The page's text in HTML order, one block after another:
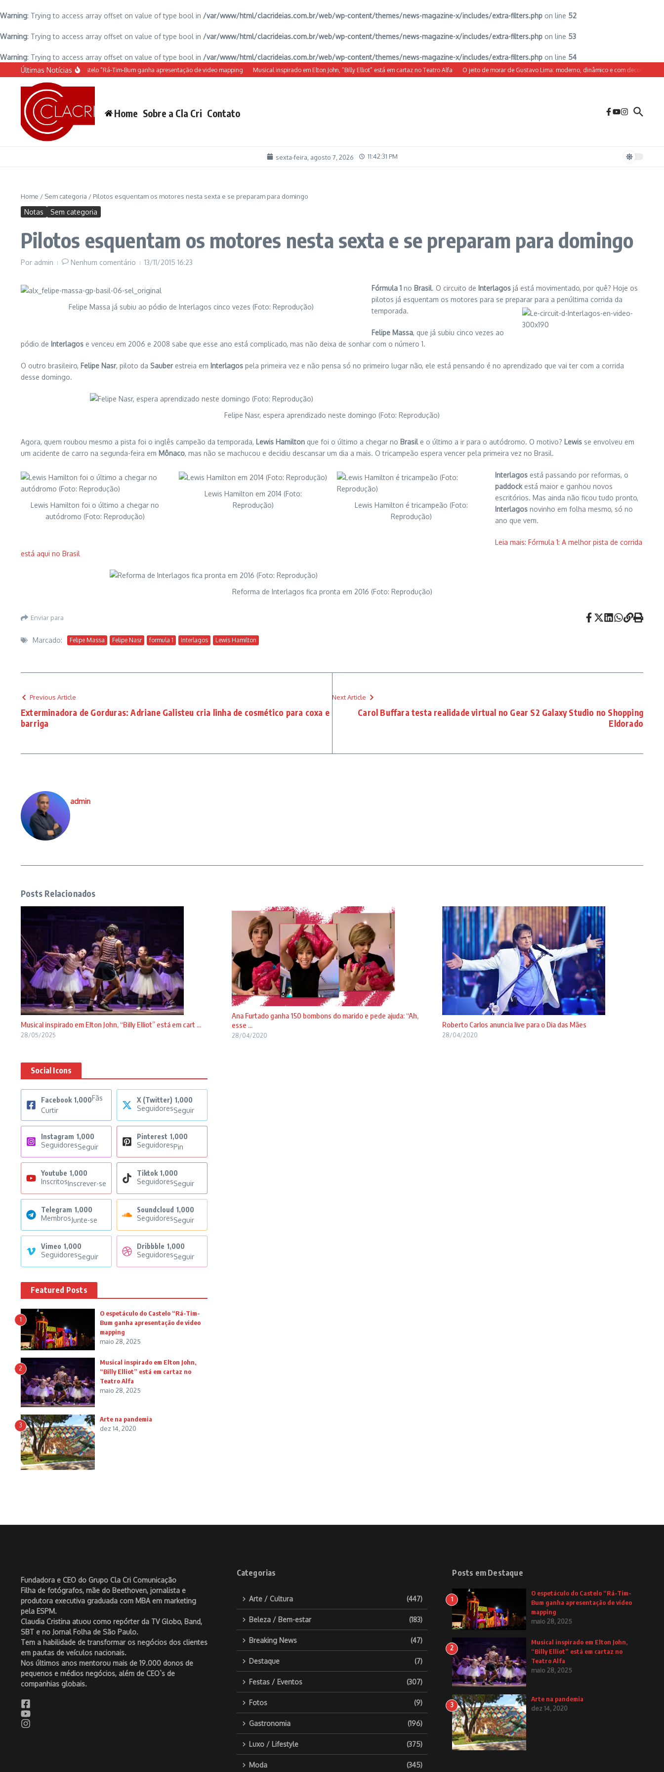
Warning: Trying to access array offset on value of type bool in /var/www/html/clacrideias.com.br/web/wp-content/themes/news-magazine-x/includes/extra-filters.php on line 52
Warning: Trying to access array offset on value of type bool in /var/www/html/clacrideias.com.br/web/wp-content/themes/news-magazine-x/includes/extra-filters.php on line 53
Warning: Trying to access array offset on value of type bool in /var/www/html/clacrideias.com.br/web/wp-content/themes/news-magazine-x/includes/extra-filters.php on line 54
Ir para o conteúdo
Últimas Notícias
O espetáculo do Castelo “Rá-Tim-Bum ganha apresentação de video mapping Musical inspirado em Elton John, “Billy Elliot” está em cartaz no Teatro Alfa O jeito de morar de Gustavo Lima: moderno, dinâmico e com decoração sob
Home Sobre a Cla Cri Contato
sexta-feira, agosto 7, 2026 11:42:32 PM
Home / Sem categoria / Pilotos esquentam os motores nesta sexta e se preparam para domingo
Notas Sem categoria
Pilotos esquentam os motores nesta sexta e se preparam para domingo
Por admin Nenhum comentário 13/11/2015 16:23
Felipe Massa já subiu ao pódio de Interlagos cinco vezes (Foto: Reprodução)
Fórmula 1 no Brasil. O circuito de Interlagos já está movimentado, por quê? Hoje os
pilotos já esquentam os motores para se preparar para a penúltima corrida da
temporada.
Felipe Massa, que já subiu cinco vezes ao
pódio de Interlagos e venceu em 2006 e 2008 sabe que esse ano está complicado, mas não deixa de sonhar com o número 1.
O outro brasileiro, Felipe Nasr, piloto da Sauberestreia em Interlagos pela primeira vez e não pensa só no primeiro lugar não, ele está pensando é no aprendizado que vai ter com a corrida
desse domingo.
Felipe Nasr, espera aprendizado neste domingo (Foto: Reprodução)
Agora, quem roubou mesmo a pista foi o inglês campeão da temporada, Lewis Hamilton que foi o último a chegar no Brasile o último a ir para o autódromo. O motivo? Lewis se envolveu em
um acidente de carro na segunda-feira em Mônaco, mas não se machucou e decidiu descansar um dia a mais. O tricampeão espera vencer pela primeira vez no Brasil.
Lewis Hamilton foi o último a chegar no
autódromo (Foto: Reprodução)
Lewis Hamilton em 2014 (Foto:
Reprodução)
Lewis Hamilton é tricampeão (Foto:
Reprodução)
Interlagos está passando por reformas, o
paddockestá maior e ganhou novos
escritórios. Mas ainda não ficou tudo pronto,
Interlagos novinho em folha mesmo, só no
ano que vem.
Leia mais: Fórmula 1: A melhor pista de corrida
está aqui no Brasil
Reforma de Interlagos fica pronta em 2016 (Foto: Reprodução)
Enviar para
Marcado: Felipe Massa Felipe Nasr formula 1 Interlagos Lewis Hamilton
Previous Article
Exterminadora de Gorduras: Adriane Galisteu cria linha de cosmético para coxa e
barriga
Next Article
Carol Buffara testa realidade virtual no Gear S2 Galaxy Studio no Shopping
Eldorado
admin
Posts Relacionados
Musical inspirado em Elton John, “Billy Elliot” está em cart ...
28/05/2025
Ana Furtado ganha 150 bombons do marido e pede ajuda: “Ah,
esse ...
28/04/2020
Roberto Carlos anuncia live para o Dia das Mães
28/04/2020
Social Icons
Facebook 1,000Fãs
Curtir
X (Twitter) 1,000
SeguidoresSeguir
Instagram 1,000
SeguidoresSeguir
Pinterest 1,000
SeguidoresPin
Youtube 1,000
InscritosInscrever-se
Tiktok 1,000
SeguidoresSeguir
Telegram 1,000
MembrosJunte-se
Soundcloud 1,000
SeguidoresSeguir
Vimeo 1,000
SeguidoresSeguir
Dribbble 1,000
SeguidoresSeguir
Featured Posts
1
O espetáculo do Castelo “Rá-Tim-
Bum ganha apresentação de video
mapping
maio 28, 2025
2
Musical inspirado em Elton John,
“Billy Elliot” está em cartaz no
Teatro Alfa
maio 28, 2025
3
Arte na pandemia
dez 14, 2020
Fundadora e CEO do Grupo Cla Cri Comunicação
Filha de fotógrafos, mãe do Beethoven, jornalista e
produtora executiva graduada com MBA em marketing
pela ESPM.
Claudia Cristina atuou como repórter da TV Globo, Band,
SBT e no Jornal Folha de São Paulo.
Tem a habilidade de transformar os negócios dos clientes
em pautas de veículos nacionais.
Nos últimos anos mentorou mais de 19.000 donos de
pequenos e médios negócios, além de CEO`s de
companhias globais.
Categorias
Arte / Cultura (447)
Beleza / Bem-estar (183)
Breaking News (47)
Destaque (7)
Festas / Eventos (307)
Fotos (9)
Gastronomia (196)
Luxo / Lifestyle (375)
Moda (345)
Posts em Destaque
1
O espetáculo do Castelo “Rá-Tim-
Bum ganha apresentação de video
mapping
maio 28, 2025
2
Musical inspirado em Elton John,
“Billy Elliot” está em cartaz no
Teatro Alfa
maio 28, 2025
3
Arte na pandemia
dez 14, 2020